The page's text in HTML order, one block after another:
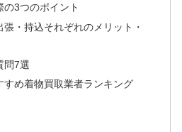
3つのポイント
張・持込それぞれのメリット・
問7選
すめ着物買取業者ランキング